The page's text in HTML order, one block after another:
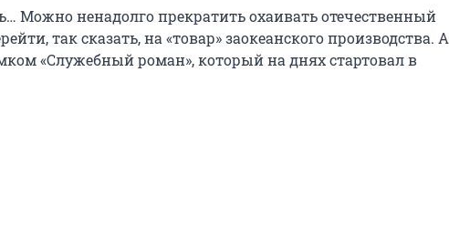
Можно ненадолго прекратить охаивать отечественный
так сказать, на «товар» заокеанского производства. А
«Служебный роман», который на днях стартовал в